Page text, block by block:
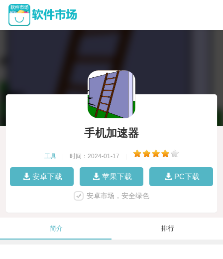
手机加速器
工具 时间：2024-01-17
安卓下载 苹果下载 PC下载
安卓市场，安全绿色
简介 排行